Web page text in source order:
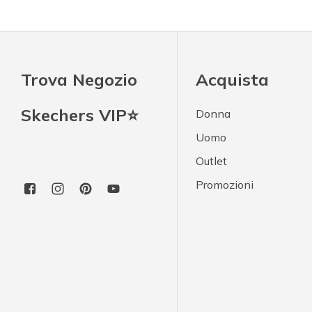
Trova Negozio
Skechers VIP⭐
Acquista
Donna
Uomo
Outlet
Promozioni